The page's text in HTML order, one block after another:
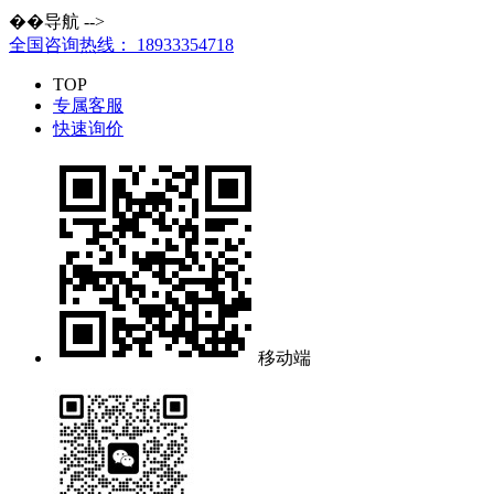
��导航 -->
全国咨询热线：
18933354718
TOP
专属客服
快速询价
移动端